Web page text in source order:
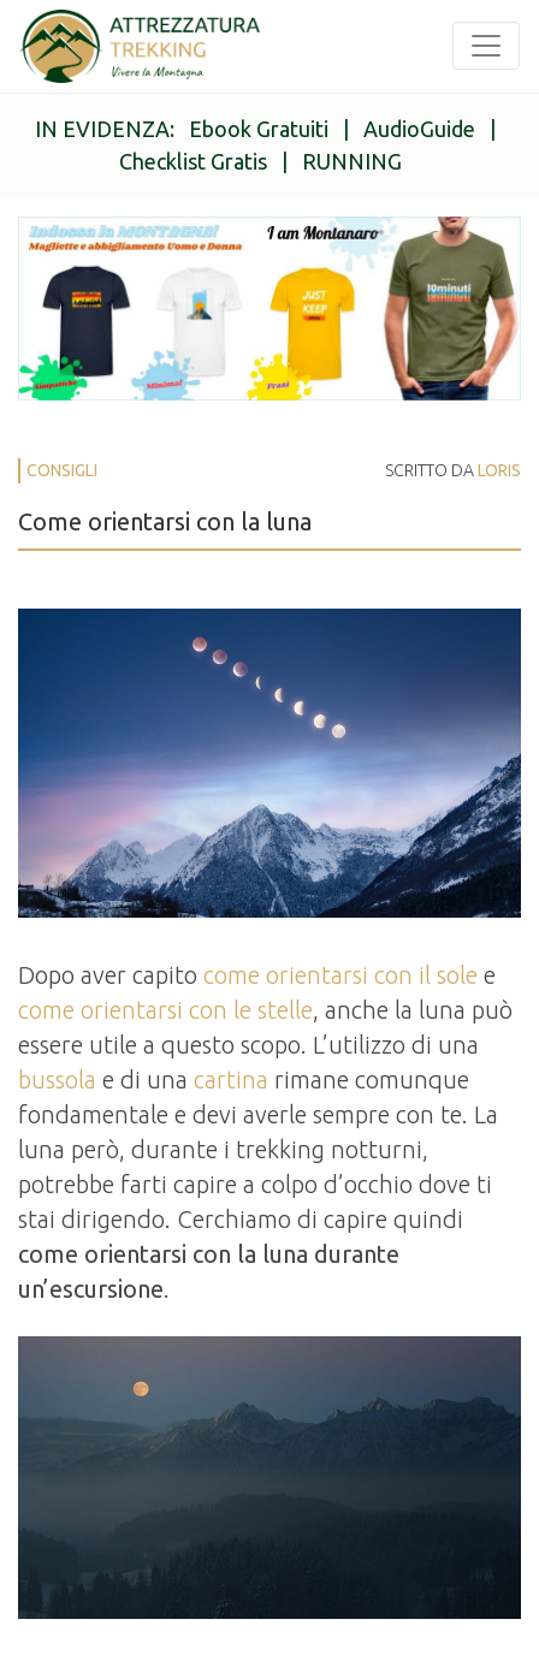
IN EVIDENZA: Ebook Gratuiti AudioGuide
Checklist Gratis| RUNNING
CONSIGLI SCRITTO DALORIS
Come orientarsi con la luna
Dopo aver capito come orientarsi con il sole e
come orientarsi con le stelle, anche la luna può
essere utile a questo scopo. L’utilizzo di una
bussola e di una cartina rimane comunque
fondamentale e devi averle sempre con te. La
luna però, durante i trekking notturni,
potrebbe farti capire a colpo d’occhio dove ti
stai dirigendo. Cerchiamo di capire quindi
come orientarsi con la luna durante
un’escursione.